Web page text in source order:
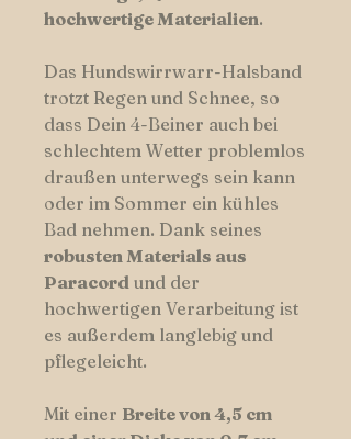
hochwertige Materialien.
Das Hundswirrwarr-Halsband
trotzt Regen und Schnee, so
dass Dein 4-Beiner auch bei
schlechtem Wetter problemlos
draußen unterwegs sein kann
oder im Sommer ein kühles
Bad nehmen. Dank seines
robusten Materials aus
Paracord und der
hochwertigen Verarbeitung ist
es außerdem langlebig und
pflegeleicht.
Mit einer Breite von 4,5 cm